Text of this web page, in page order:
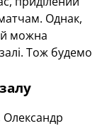
Однак,
можна
Тож будемо
Олександр